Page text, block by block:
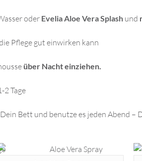
oder Evelia Aloe Vera Splash und
Pflege gut einwirken kann
über Nacht einziehen.
2 Tage
Bett und benutze es jeden Abend –